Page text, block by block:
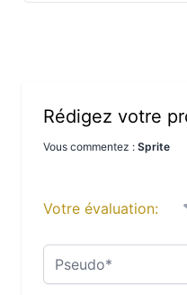
Rédigez votre
Vous commentez : Sprite
Votre évaluation:
Pseudo